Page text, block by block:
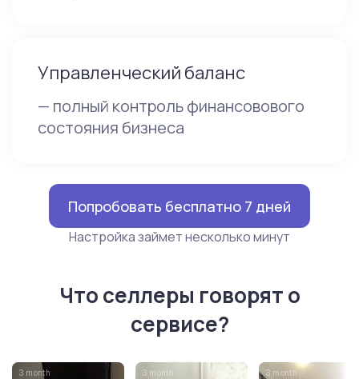
Управленческий баланс
— полный контроль финансовового
состояния бизнеса
Попробовать бесплатно 7 дней
Настройка займет несколько минут
Что селлеры говорят о
сервисе?
3 month 3 month 3 month